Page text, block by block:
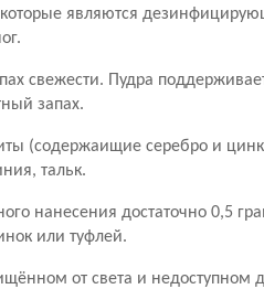
которые являются
свежести. Пудра
запах.
(содержаищие серебро и
тальк.
нанесения достаточно 0,5
сапог,
от света и недоступном